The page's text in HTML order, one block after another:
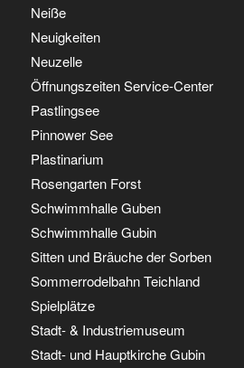
Neiße
Neuigkeiten
Neuzelle
Öffnungszeiten Service-Center
Pastlingsee
Pinnower See
Plastinarium
Rosengarten Forst
Schwimmhalle Guben
Schwimmhalle Gubin
Sitten und Bräuche der Sorben
Sommerrodelbahn Teichland
Spielplätze
Stadt- & Industriemuseum
Stadt- und Hauptkirche Gubin